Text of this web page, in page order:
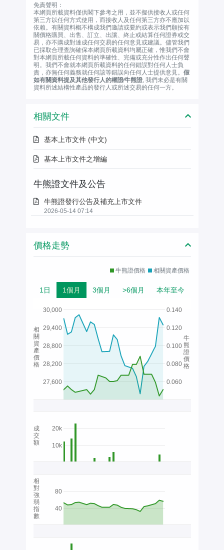
免責聲明：
本網頁所載資料僅供閣下參考之用，並不擬供接收人或任何
第三方以任何方式使用，而接收人及任何第三方亦不應加以
依賴。有關資料概不構成我們邀請或要約或表示我們願按有
關價格購買、出售、訂立、出讓、終止或結算任何證券或交
易，亦不購成對達成任何交易的任何意見或建議。儘管我們
已採取合理查詢確保本網頁所載資料均屬正確，惟我們不會
對本網頁所載任何資料的準確性、完備或充分性作出任何聲
明。我們不會就本網頁所載資料的任何錯誤對任何人士負
責，亦無任何義務就任何該等錯誤向任何人士提供意見。 假
如有關資料提及其他發行人的權證∕牛熊證, 我們未必是有關
資料所述結構性產品的發行人或所述交易的任何一方。
相關文件
基本上市文件 (中文)
基本上市文件之增編
牛熊證文件及公告
牛熊證發行公告及補充上市文件
2026-05-14 07:14
價格走勢
牛熊證價格 相關資產價格
1日 1個月 3個月 >6個月 本年至今
30,000
27,600
28,200
28,800
29,400
0.060
0.120
0.080
0.100
0.140
10k
20k
40
80
相
關
資
產
價
格
牛
熊
證
價
格
成
交
額
相
對
強
弱
指
數